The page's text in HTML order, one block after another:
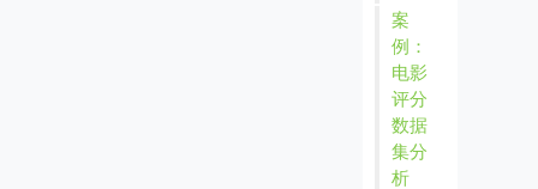
案
例：
电影
评分
数据
集分
析